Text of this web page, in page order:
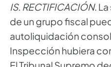
IS. RECTIFICACIÓN.
de un grupo fiscal
autoliquidación
Inspección hubiera